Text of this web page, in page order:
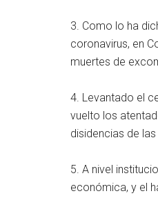
3. Como lo ha
coronavirus, en
muertes de
4. Levantado el
vuelto los
disidencias de
5. A nivel
económica, y el